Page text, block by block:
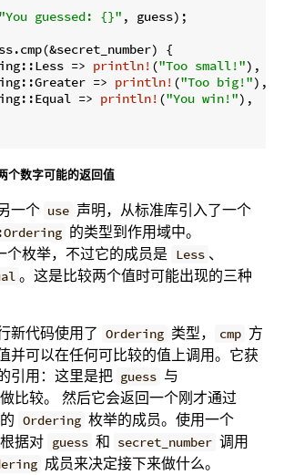
"You guessed: {}" , guess);
{
=>
println! ("Too small!"),
=>
println! ("Too big!"),
=>
println! ("You win!"),
个数字可能的返回值
一个 use 声明，从标准库引入了一个
的类型到作用域中。
个枚举，不过它的成员是 Less 、
。这是比较两个值时可能出现的三种
新代码使用了 Ordering 类型， cmp 方
并可以在任何可比较的值上调用。它获
引用：这里是把 guess 与
做比较。 然后它会返回一个刚才通过
Ordering 枚举的成员。使用一个
据对 guess 和 secret_number 调用
成员来决定接下来做什么。